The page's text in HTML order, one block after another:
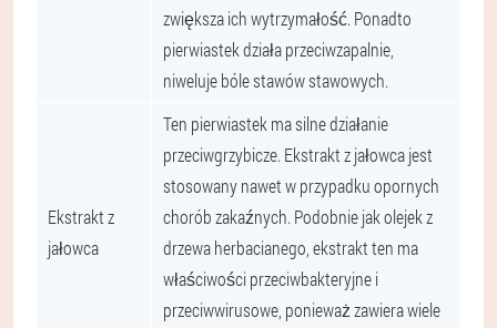
zwiększa ich wytrzymałość. Ponadto
pierwiastek działa przeciwzapalnie,
niweluje bóle stawów stawowych.
Ekstrakt z
jałowca
Ten pierwiastek ma silne działanie
przeciwgrzybicze. Ekstrakt z jałowca jest
stosowany nawet w przypadku opornych
chorób zakaźnych. Podobnie jak olejek z
drzewa herbacianego, ekstrakt ten ma
właściwości przeciwbakteryjne i
przeciwwirusowe, ponieważ zawiera wiele